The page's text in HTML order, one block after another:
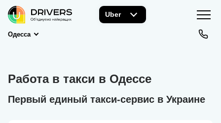
Uber
Одесса
Работа в такси в Одессе
Первый единый такси-сервис в Украине